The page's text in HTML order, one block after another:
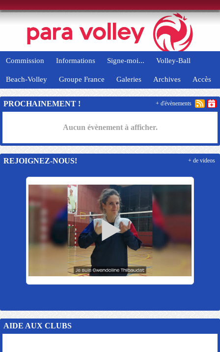
Commission Informations Signe-moi... Volley-Ball
Beach-Volley Groupe France Galeries Archives Accès
PROCHAINEMENT !
Aucun évènement à afficher.
+ d'évènements
REJOIGNEZ-NOUS! + de videos
AIDE AUX CLUBS